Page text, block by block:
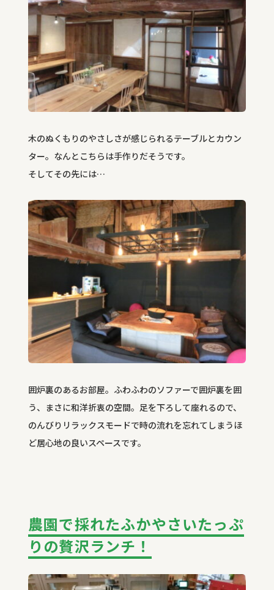
木のぬくもりのやさしさが感じられるテーブルとカウン
ター。なんとこちらは手作りだそうです。
そしてその先には…
囲炉裏のあるお部屋。ふわふわのソファーで囲炉裏を囲
う、まさに和洋折衷の空間。足を下ろして座れるので、
のんびりリラックスモードで時の流れを忘れてしまうほ
ど居心地の良いスペースです。
農園で採れたふかやさいたっぷ
りの贅沢ランチ！